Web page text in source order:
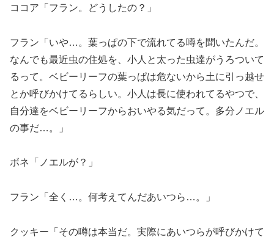
ココア「フラン。どうしたの？」
フラン「いや…。葉っぱの下で流れてる噂を聞いたんだ。
なんでも最近虫の住処を、小人と太った虫達がうろついて
るって。ベビーリーフの葉っぱは危ないから土に引っ越せ
とか呼びかけてるらしい。小人は長に使われてるやつで、
自分達をベビーリーフからおいやる気だって。多分ノエル
の事だ…。」
ボネ「ノエルが？」
フラン「全く…。何考えてんだあいつら…。」
クッキー「その噂は本当だ。実際にあいつらが呼びかけて